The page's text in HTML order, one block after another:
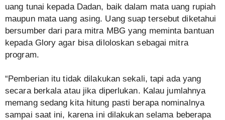
uang tunai kepada Dadan, baik dalam mata uang rupiah
maupun mata uang asing. Uang suap tersebut diketahui
bersumber dari para mitra MBG yang meminta bantuan
kepada Glory agar bisa diloloskan sebagai mitra
program.
“Pemberian itu tidak dilakukan sekali, tapi ada yang
secara berkala atau jika diperlukan. Kalau jumlahnya
memang sedang kita hitung pasti berapa nominalnya
sampai saat ini, karena ini dilakukan selama beberapa